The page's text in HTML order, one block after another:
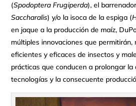
(Spodoptera Frugiperda), el
Saccharalis) y/o la isoca de la espiga (
en jaque a la producción de maíz,
múltiples innovaciones que permitirán,
eficientes y eficaces de insectos y
prácticas que conducen a prolongar la
tecnologías y la consecuente